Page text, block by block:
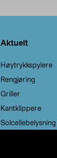
Aktuelt
Høytrykkspylere
Rengjøring
Griller
Kantklippere
Solcellebelysning